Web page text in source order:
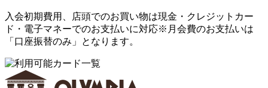
入会初期費用、店頭でのお買い物は現金・クレジットカー
ド・電子マネーでのお支払いに対応※月会費のお支払いは
「口座振替のみ」となります。